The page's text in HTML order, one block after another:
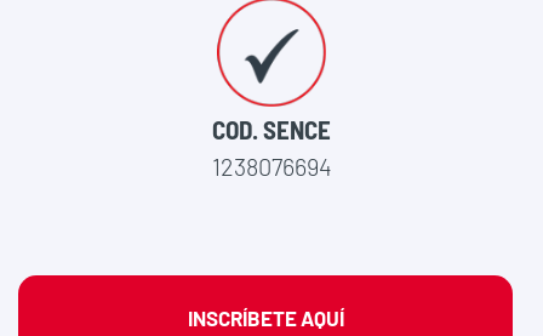
COD. SENCE
1238076694
INSCRÍBETE AQUÍ